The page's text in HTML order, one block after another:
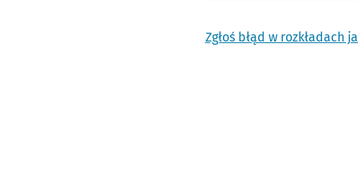
Zgłoś błąd w rozkładach